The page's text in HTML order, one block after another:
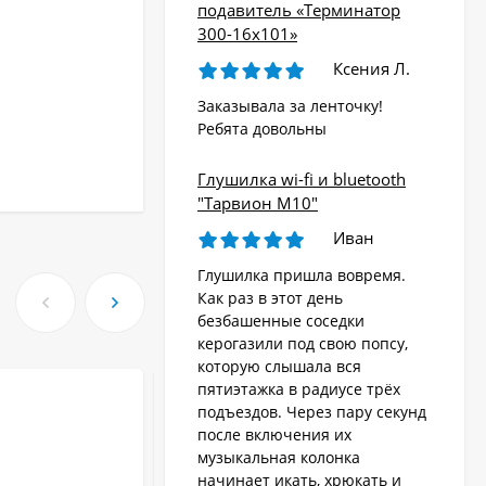
подавитель «Терминатор
300-16х101»
Ксения Л.
Заказывала за ленточку!
Ребята довольны
Глушилка wi-fi и bluetooth
"Тарвион M10"
Иван
Глушилка пришла вовремя.
Как раз в этот день
безбашенные соседки
керогазили под свою попсу,
которую слышала вся
пятиэтажка в радиусе трёх
подъездов. Через пару секунд
после включения их
музыкальная колонка
начинает икать, хрюкать и